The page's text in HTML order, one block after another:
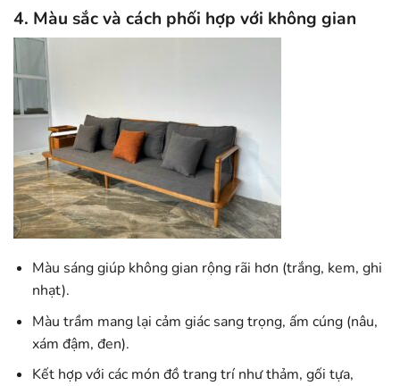
4. Màu sắc và cách phối hợp với không gian
Màu sáng giúp không gian rộng rãi hơn (trắng, kem, ghi
nhạt).
Màu trầm mang lại cảm giác sang trọng, ấm cúng (nâu,
xám đậm, đen).
Kết hợp với các món đồ trang trí như thảm, gối tựa,